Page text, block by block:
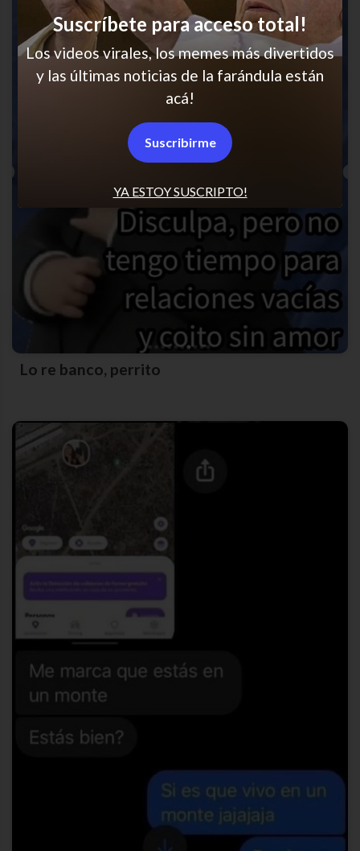
Lo re banco, perrito
YA ESTOY SUSCRIPTO!
Suscríbete para acceso total!
Los videos virales, los memes más divertidos
y las últimas noticias de la farándula están
acá!
Suscribirme